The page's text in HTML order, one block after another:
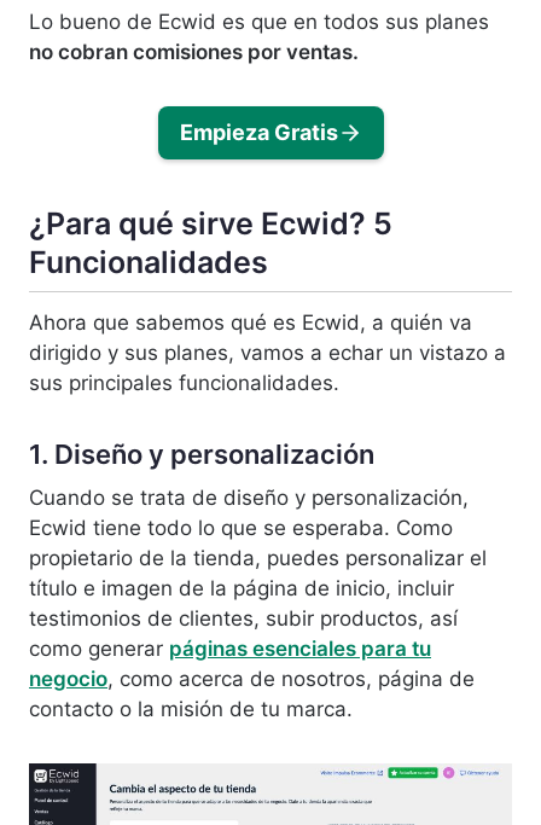
Lo bueno de Ecwid es que en todos sus planes
no cobran comisiones por ventas.
Empieza Gratis
¿Para qué sirve Ecwid? 5
Funcionalidades
Ahora que sabemos qué es Ecwid, a quién va
dirigido y sus planes, vamos a echar un vistazo a
sus principales funcionalidades.
1. Diseño y personalización
Cuando se trata de diseño y personalización,
Ecwid tiene todo lo que se esperaba. Como
propietario de la tienda, puedes personalizar el
título e imagen de la página de inicio, incluir
testimonios de clientes, subir productos, así
como generar páginas esenciales para tu
negocio, como acerca de nosotros, página de
contacto o la misión de tu marca.